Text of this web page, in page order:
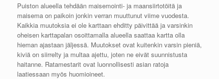
Puiston alueella tehdään maisemointi- ja maansiirtotöitä ja
maisema on paikoin jonkin verran muuttunut viime vuodesta.
Kaikkia muutoksia ei ole karttaan ehditty päivittää ja varsinkin
oheisen karttapalan osoittamalla alueella saattaa kartta olla
hieman ajastaan jäljessä. Muutokset ovat kuitenkin varsin pieniä,
kiviä on siirrelty ja multaa ajettu, joten ne eivät suunnistusta
haitanne. Ratamestarit ovat luonnollisesti asian ratoja
laatiessaan myös huomioineet.